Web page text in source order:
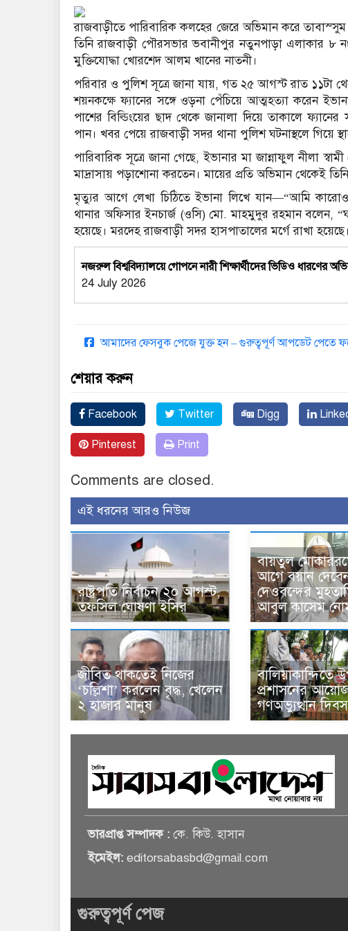
রাজবাড়ীতে পারিবারিক কলহের জেরে অভিমান করে
তিনি রাজবাড়ী পৌরসভার ভবানীপুর নতুনপাড়া এলাকার ৮
মুক্তিযোদ্ধা খোরশেদ আলম খানের নাতনী।
পরিবার ও পুলিশ সূত্রে জানা যায়, গত ২৫ আগস্ট রাত
শয়নকক্ষে ফ্যানের সঙ্গে ওড়না পেঁচিয়ে আত্মহত্যা করেন
পাশের বিল্ডিংয়ের ছাদ থেকে জানালা দিয়ে তাকালে
পান। খবর পেয়ে রাজবাড়ী সদর থানা পুলিশ ঘটনাস্থলে গিয়ে
পারিবারিক সূত্রে জানা গেছে, ইভানার মা জান্নাফুল নীলা
মাদ্রাসায় পড়াশোনা করতেন। মায়ের প্রতি অভিমান থেকেই
মৃত্যুর আগে লেখা চিঠিতে ইভানা লিখে যান—“আমি
থানার অফিসার ইনচার্জ (ওসি) মো. মাহমুদুর রহমান বলেন,
হয়েছে। মরদেহ রাজবাড়ী সদর হাসপাতালের মর্গে রাখা
নজরুল বিশ্ববিদ্যালয়ে গোপনে নারী শিক্ষার্থীদের ভিডিও ধারণের
24 July 2026
আমাদের ফেসবুক পেজে যুক্ত হন – গুরুত্বপূর্ণ আপডেট পেতে
শেয়ার করুন
Facebook Twitter Digg
Pinterest Print
Comments are closed.
এই ধরনের আরও নিউজ
রাষ্ট্রপতি নির্বাচন ২০ আগস্ট,
তফসিল ঘোষণা ইসির
বায়তুল
আগে বয়ান
দেওবন্দের
আবুল কাসেম
জীবিত থাকতেই নিজের
‘চল্লিশা’ করলেন বৃদ্ধ, খেলেন
২ হাজার মানুষ
বালিয়াকান্দিতে
প্রশাসনের
গণঅভ্যুত্থান
ভারপ্রাপ্ত সম্পাদক : কে. কিউ. হাসান
ইমেইল: editorsabasbd@gmail.com
গুরুত্বপূর্ণ পেজ